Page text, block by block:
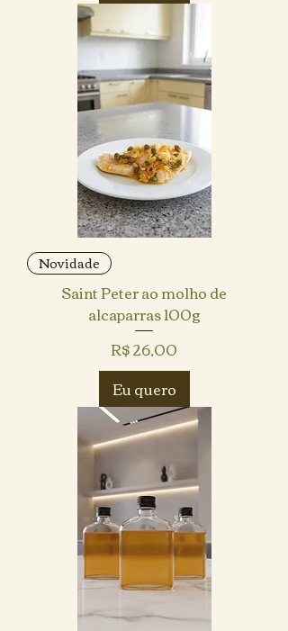
Novidade
Saint Peter ao molho de
alcaparras 100g
Preço
R$ 26,00
Eu quero